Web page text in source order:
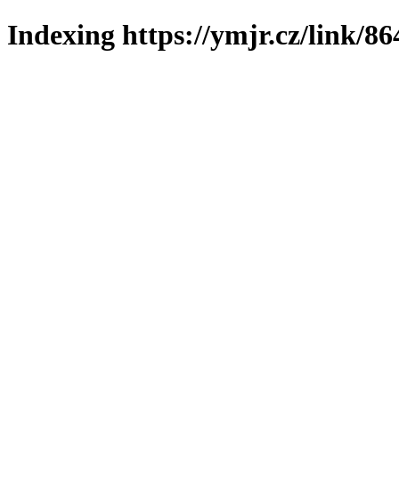
Indexing https://ymjr.cz/link/